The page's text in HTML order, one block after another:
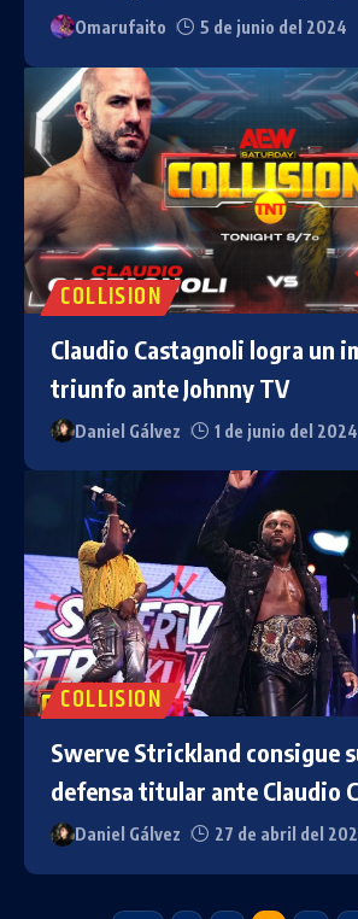
Omarufaito 5 de junio del 2024
COLLISION
Claudio Castagnoli logra un
triunfo ante Johnny TV
Daniel Gálvez 1 de junio del 2024
COLLISION
Swerve Strickland consigue
defensa titular ante Claudio
Daniel Gálvez 27 de abril del